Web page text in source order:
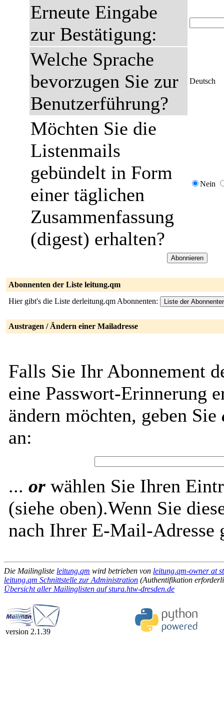
Erneute Eingabe
zur Bestätigung:
Welche Sprache
bevorzugen Sie zur
Benutzerführung?
Deutsch
Möchten Sie die
Listenmails
gebündelt in Form
einer täglichen
Zusammenfassung
(digest) erhalten?
Nein
Abonnenten der Liste leitung.qm
Hier gibt's die Liste derleitung.qm Abonnenten:
Austragen / Ändern einer Mailadresse
Falls Sie Ihr Abonnement
eine Passwort-Erinnerung
ändern möchten, geben Sie
an:
... or wählen Sie Ihren
(siehe oben).Wenn Sie
nach Ihrer E-Mail-Adresse
Die Mailingliste leitung.qm wird betrieben von leitung.qm-owner at
leitung.qm Schnittstelle zur Administration (Authentifikation
Übersicht aller Mailinglisten auf stura.htw-dresden.de
version 2.1.39